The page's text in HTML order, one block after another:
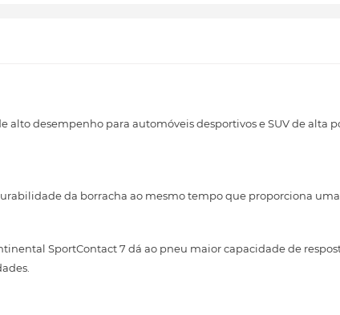
alto desempenho para automóveis desportivos e SUV de alta
da borracha ao mesmo tempo que proporciona uma
SportContact 7 dá ao pneu maior capacidade de